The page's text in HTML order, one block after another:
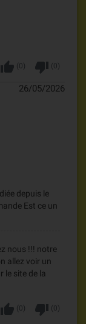
thumb_up (0 ) thumb_down (0 )
26/05/2026
depuis le
Est ce un
nous !!! notre
allez voir un
le site de la
thumb_up (0 ) thumb_down (0 )